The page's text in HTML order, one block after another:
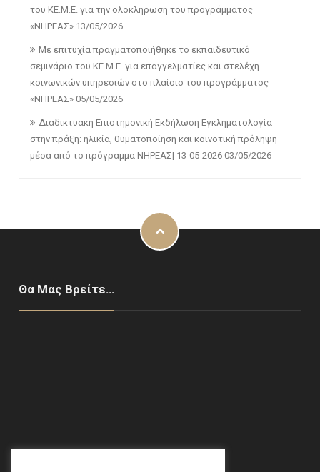
του ΚΕ.Μ.Ε. για την ολοκλήρωση του προγράμματος
«ΝΗΡΕΑΣ» 13/05/2026
Με επιτυχία πραγματοποιήθηκε το εκπαιδευτικό
σεμινάριο του ΚΕ.Μ.Ε. για επαγγελματίες και στελέχη
κοινωνικών υπηρεσιών στο πλαίσιο του προγράμματος
«ΝΗΡΕΑΣ» 05/05/2026
Διαδικτυακή Επιστημονική Εκδήλωση Εγκληματολογία
στην πράξη: ηλικία, θυματοποίηση και κοινοτική πρόληψη
μέσα από το πρόγραμμα ΝΗΡΕΑΣ| 13-05-2026 03/05/2026
Θα Μας Βρείτε…